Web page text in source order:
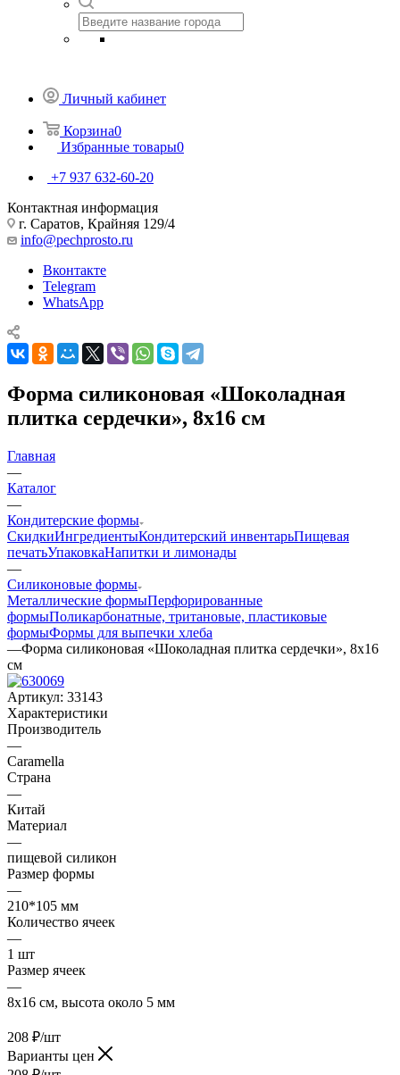
Саратов
Назад
Личный кабинет
Корзина0
+7 937 632-60-20
г. Саратов, Крайняя 129/4
info@pechprosto.ru
WhatsApp
плитка сердечки», 8х16 см
Главная
—
Каталог
—
Кондитерские формы
СкидкиИнгредиентыКондитерский инвентарь
печатьУпаковка Напитки и лимонады
—
Силиконовые формы
Металлические формы Перфорированные
формы
формыФормы для выпечки хлеба
—Форма силиконовая «Шоколадная плитка сердечки», 8х16
см
Артикул:
Характеристики
Производитель
—
Caramella
Страна
—
Китай
Материал
—
пищевой силикон
Размер формы
—
210*105 мм
Количество ячеек
—
1 шт
—
8х16 см, высота около 5 мм